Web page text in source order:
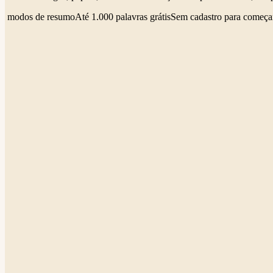
4 modos de resumoAté 1.000 palavras grátisSem cadastro para